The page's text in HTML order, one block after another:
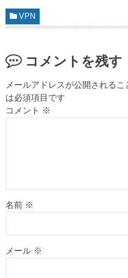
VPN
コメントを残す
メールアドレスが公開されるこ
は必須項目です
コメント ※
名前 ※
メール ※